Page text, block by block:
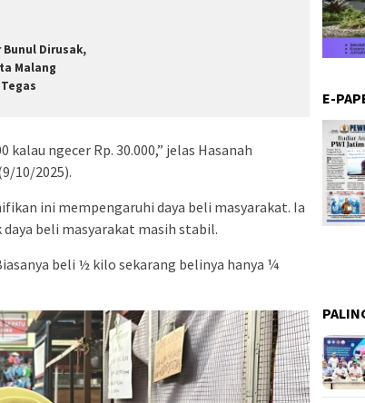
Bunul Dirusak,
Malang
ngecer Rp. 30.000,” jelas Hasanah
10/2025).
ini mempengaruhi daya beli masyarakat. Ia
beli masyarakat masih stabil.
beli ½ kilo sekarang belinya hanya ¼
E-